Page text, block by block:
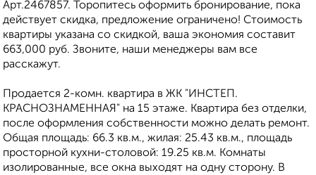
Apт.2467857. Торопитесь оформить бронирование, пока
действует скидка, предложение ограничено! Стоимость
квартиры указана со скидкой, ваша экономия составит
663,000 руб. Звоните, наши менеджеры вам все
расскажут.
Продается 2-комн. квартира в ЖК "ИНСТЕП.
КРАСНОЗНАМЕННАЯ" на 15 этаже. Квартира без отделки,
после оформления собственности можно делать ремонт.
Общая площадь: 66.3 кв.м., жилая: 25.43 кв.м., площадь
просторной кухни-столовой: 19.25 кв.м. Комнаты
изолированные, все окна выходят на одну сторону. В